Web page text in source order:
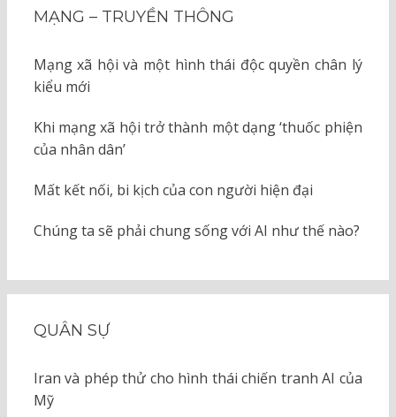
MẠNG – TRUYỀN THÔNG
Mạng xã hội và một hình thái độc quyền chân lý
kiểu mới
Khi mạng xã hội trở thành một dạng ‘thuốc phiện
của nhân dân’
Mất kết nối, bi kịch của con người hiện đại
Chúng ta sẽ phải chung sống với AI như thế nào?
QUÂN SỰ
Iran và phép thử cho hình thái chiến tranh AI của
Mỹ